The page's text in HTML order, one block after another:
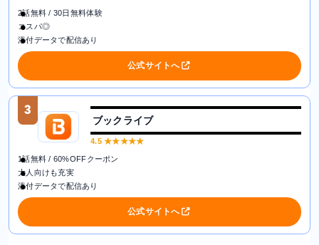
2話無料 / 30日無料体験
コスパ◎
添付データで配信あり
公式サイトへ
3
ブックライブ
4.5★★★★★
1話無料 / 60%OFFクーポン
大人向けも充実
添付データで配信あり
公式サイトへ